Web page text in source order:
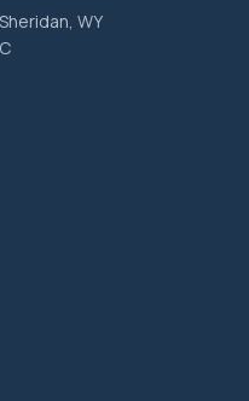
WY